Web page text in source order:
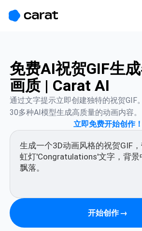
免费AI祝贺GIF生
画质 | Carat AI
通过文字提示立即创建独特的祝贺GIF
30多种AI模型生成高质量的动画内容。
立即免费开始创作！
开始创作 →